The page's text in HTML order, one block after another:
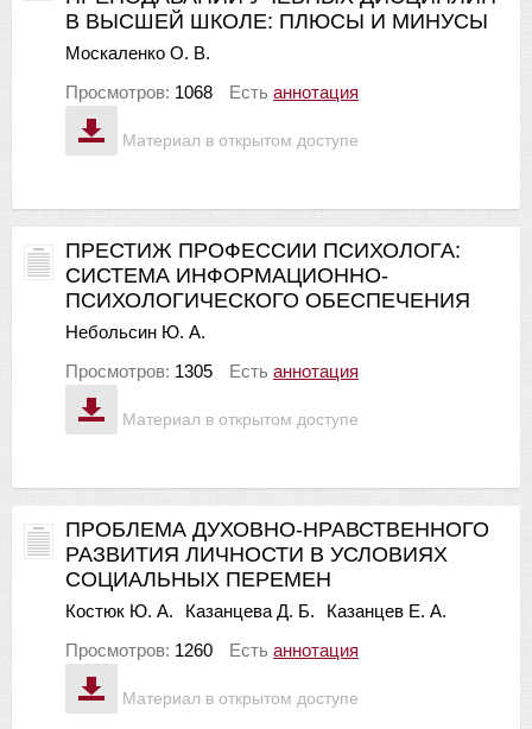
Материал в открытом доступе
В ВЫСШЕЙ ШКОЛЕ: ПЛЮСЫ И МИНУСЫ
Москаленко О. В.
Просмотров: 1068 Есть аннотация
Материал в открытом доступе
ПРЕСТИЖ ПРОФЕССИИ ПСИХОЛОГА:
СИСТЕМА ИНФОРМАЦИОННО-
ПСИХОЛОГИЧЕСКОГО ОБЕСПЕЧЕНИЯ
Небольсин Ю. А.
Просмотров: 1305 Есть аннотация
Материал в открытом доступе
ПРОБЛЕМА ДУХОВНО-НРАВСТВЕННОГО
РАЗВИТИЯ ЛИЧНОСТИ В УСЛОВИЯХ
СОЦИАЛЬНЫХ ПЕРЕМЕН
Костюк Ю. А. Казанцева Д. Б.
Казанцев Е. А.
Просмотров: 1260 Есть аннотация